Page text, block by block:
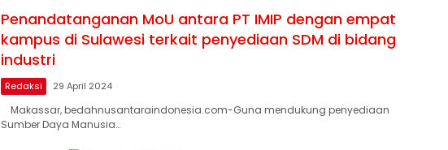
Penandatanganan MoU antara PT IMIP dengan empat
kampus di Sulawesi terkait penyediaan SDM di bidang
industri
Redaksi 29 April 2024
Makassar, bedahnusantaraindonesia.com-Guna mendukung penyediaan
Sumber Daya Manusia…